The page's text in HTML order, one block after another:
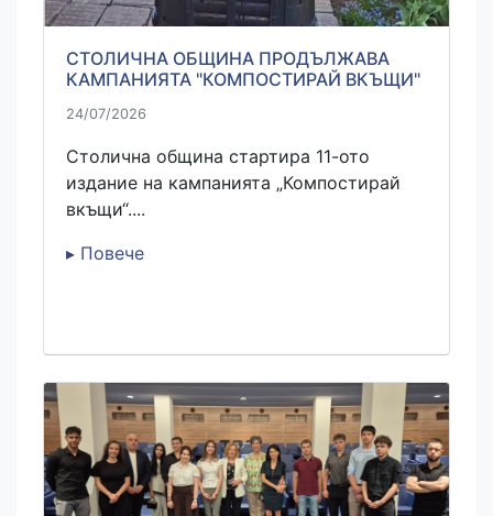
СТОЛИЧНА ОБЩИНА ПРОДЪЛЖАВА
КАМПАНИЯТА "КОМПОСТИРАЙ ВКЪЩИ"
24/07/2026
Столична община стартира 11-ото
издание на кампанията „Компостирай
вкъщи“....
▸ Повече